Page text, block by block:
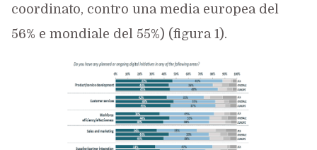
coordinato, contro una media europea del
56% e mondiale del 55%) (figura 1).